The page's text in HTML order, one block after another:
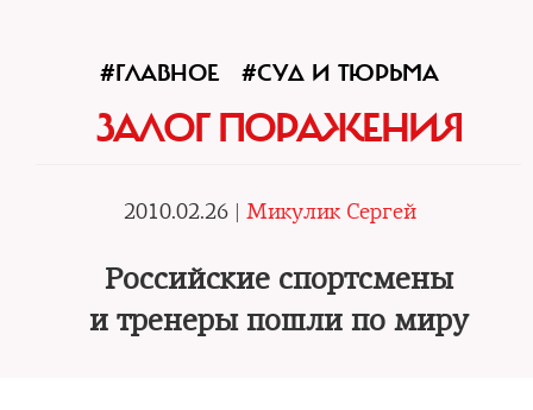
#ГЛАВНОЕ #СУД И ТЮРЬМА
ЗАЛОГ ПОРАЖЕНИЯ
2010.02.26 | Микулик Сергей
Российские спортсмены
и тренеры пошли по миру